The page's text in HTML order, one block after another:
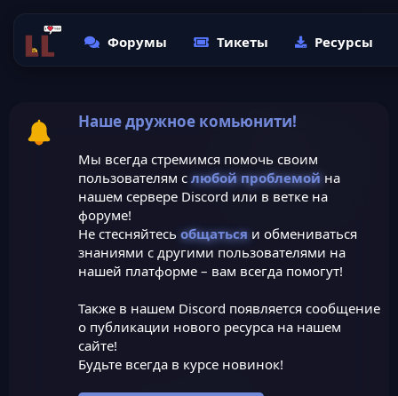
Форумы Тикеты Ресурсы
Наше дружное комьюнити!
Мы всегда стремимся помочь своим
пользователям с любой проблемойна
нашем сервере Discord или в ветке на
форуме!
Не стесняйтесь общатьсяи обмениваться
знаниями с другими пользователями на
нашей платформе – вам всегда помогут!
Также в нашем Discord появляется сообщение
о публикации нового ресурса на нашем
сайте!
Будьте всегда в курсе новинок!